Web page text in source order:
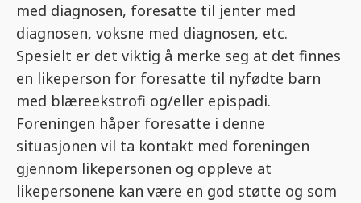
med diagnosen, foresatte til jenter med
diagnosen, voksne med diagnosen, etc.
Spesielt er det viktig å merke seg at det finnes
en likeperson for foresatte til nyfødte barn
med blæreekstrofi og/eller epispadi.
Foreningen håper foresatte i denne
situasjonen vil ta kontakt med foreningen
gjennom likepersonen og oppleve at
likepersonene kan være en god støtte og som